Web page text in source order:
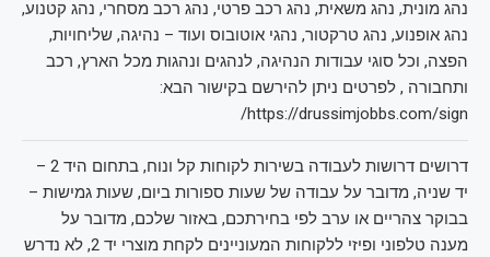
נהג מונית, נהג משאית, נהג רכב פרטי, נהג רכב מסחרי, נהג קטנוע,
נהג אופנוע, נהג טרקטור, נהגי אוטובוס ועוד – נהיגה, שליחויות,
הפצה, וכל סוגי עבודות הנהיגה, לנהגים ונהגות מכל הארץ, רכב
ותחבורה , לפרטים ניתן להירשם בקישור הבא:
https://drussimjobbs.com/sign/
דרושים דרושות לעבודה בשירות לקוחות קל ונוח, בתחום היד 2 –
יד שניה, מדובר על עבודה של שעות ספורות ביום, שעות גמישות –
בבוקר צהריים או ערב לפי בחירתכם, באזור שלכם, מדובר על
מענה טלפוני ופיזי ללקוחות המעוניינים לקחת מוצרי יד 2, לא נדרש